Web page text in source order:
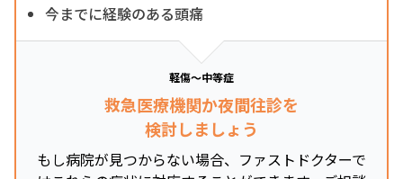
今までに経験のある頭痛
軽傷～中等症
救急医療機関か夜間往診を
検討しましょう
もし病院が見つからない場合、ファストドクターで